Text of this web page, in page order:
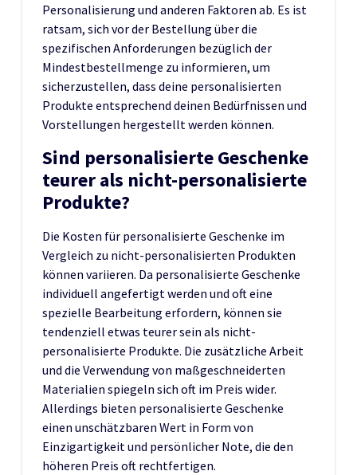
Personalisierung und anderen Faktoren ab. Es ist
ratsam, sich vor der Bestellung über die
spezifischen Anforderungen bezüglich der
Mindestbestellmenge zu informieren, um
sicherzustellen, dass deine personalisierten
Produkte entsprechend deinen Bedürfnissen und
Vorstellungen hergestellt werden können.
Sind personalisierte Geschenke
teurer als nicht-personalisierte
Produkte?
Die Kosten für personalisierte Geschenke im
Vergleich zu nicht-personalisierten Produkten
können variieren. Da personalisierte Geschenke
individuell angefertigt werden und oft eine
spezielle Bearbeitung erfordern, können sie
tendenziell etwas teurer sein als nicht-
personalisierte Produkte. Die zusätzliche Arbeit
und die Verwendung von maßgeschneiderten
Materialien spiegeln sich oft im Preis wider.
Allerdings bieten personalisierte Geschenke
einen unschätzbaren Wert in Form von
Einzigartigkeit und persönlicher Note, die den
höheren Preis oft rechtfertigen.